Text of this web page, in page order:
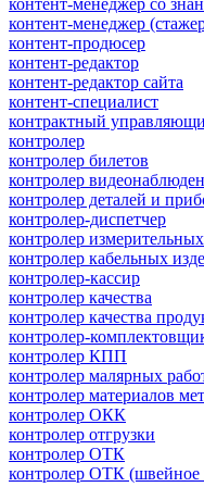
контент-менеджер
контент-продюсер
контент-редактор
контент-редактор сайта
контент-специалист
контрактный
контролер
контролер билетов
контролер
контролер деталей и
контролер-диспетчер
контролер
контролер кабельных
контролер-кассир
контролер качества
контролер качества
контролер-
контролер КПП
контролер малярных
контролер материалов
контролер ОКК
контролер отгрузки
контролер ОТК
контролер ОТК (швейное